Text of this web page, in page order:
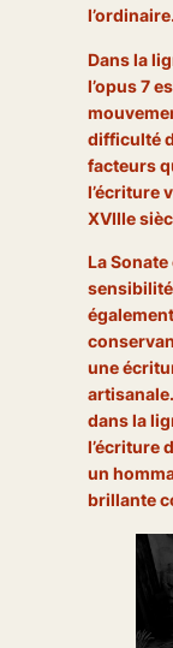
Dans la
l’opus 7
difficulté
facteurs
l’écriture
XVIIIe
La
une
dans la
l’écriture
un
brillante